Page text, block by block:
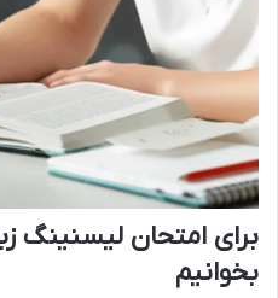
برای امتحان لیسنینگ
بخوانیم